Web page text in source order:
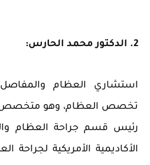
2. الدكتور محمد الحارس:
استشاري العظام
تخصص العظام، وهو متخصص
رئيس قسم جراحة العظام
الأكاديمية الأمريكية لجراحة